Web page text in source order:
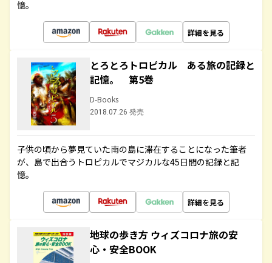
憶。
詳細を見る
とろとろトロピカル ある旅の記録と
記憶。 第5巻
D-Books
2018.07.26 発売
子供の頃から夢見ていた南の島に滞在することになった筆者
が、島で出合うトロピカルでマジカルな45日間の記録と記
憶。
詳細を見る
地球の歩き方 ウィズコロナ旅の安
心・安全BOOK